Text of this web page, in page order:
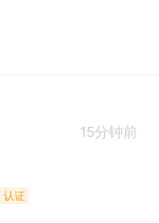
15分钟前
认证